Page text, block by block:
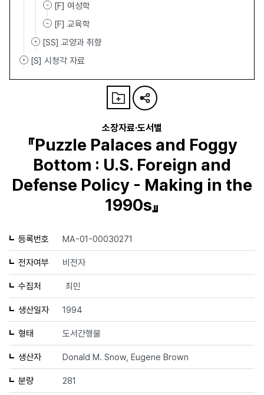
[F] 여성학
[F] 교육학
[SS] 교양과 취향
[S] 시청각 자료
소장자료·도서별
『Puzzle Palaces and Foggy
Bottom : U.S. Foreign and
Defense Policy - Making in the
1990s』
등록번호 MA-01-00030271
전자여부 비전자
수집처 최민
생산일자 1994
형태 도서간행물
생산자 Donald M. Snow, Eugene Brown
분량 281